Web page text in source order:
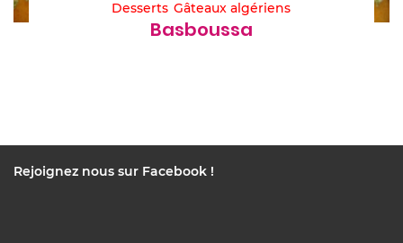
Desserts Gâteaux algériens
Basboussa
Rejoignez nous sur Facebook !